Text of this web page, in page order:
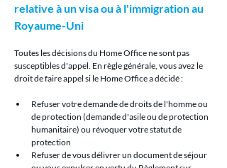
relative à un visa ou à l'immigration au
Royaume-Uni
Toutes les décisions du Home Office ne sont pas
susceptibles d'appel. En règle générale, vous avez le
droit de faire appel si le Home Office a décidé :
Refuser votre demande de droits de l'homme ou
de protection (demande d'asile ou de protection
humanitaire) ou révoquer votre statut de
protection
Refuser de vous délivrer un document de séjour